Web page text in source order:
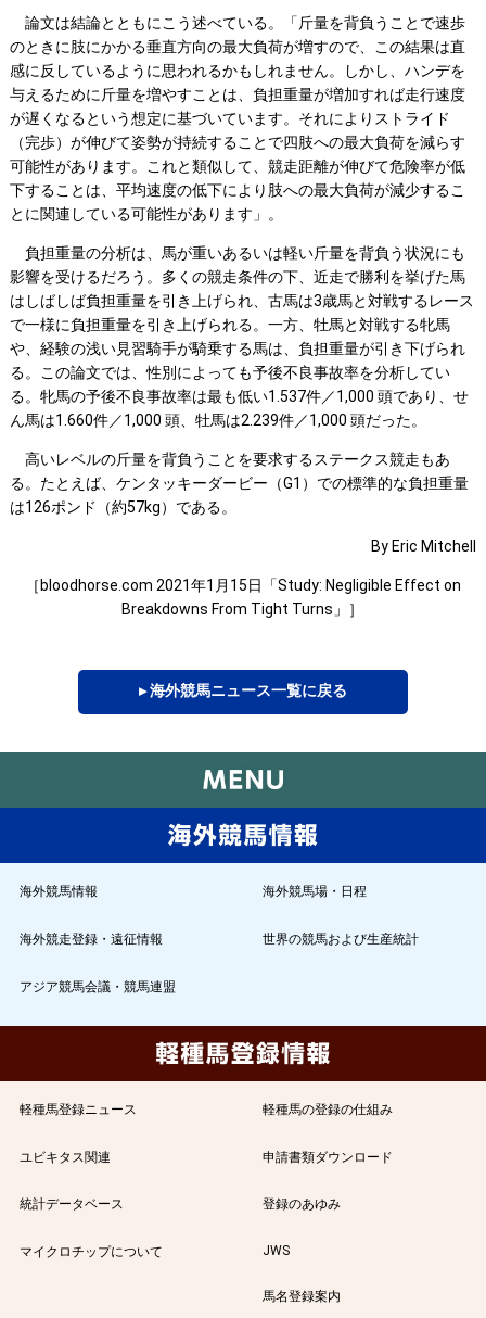
論文は結論とともにこう述べている。「斤量を背負うことで速歩
のときに肢にかかる垂直方向の最大負荷が増すので、この結果は直
感に反しているように思われるかもしれません。しかし、ハンデを
与えるために斤量を増やすことは、負担重量が増加すれば走行速度
が遅くなるという想定に基づいています。それによりストライド
（完歩）が伸びて姿勢が持続することで四肢への最大負荷を減らす
可能性があります。これと類似して、競走距離が伸びて危険率が低
下することは、平均速度の低下により肢への最大負荷が減少するこ
とに関連している可能性があります」。
負担重量の分析は、馬が重いあるいは軽い斤量を背負う状況にも
影響を受けるだろう。多くの競走条件の下、近走で勝利を挙げた馬
はしばしば負担重量を引き上げられ、古馬は3歳馬と対戦するレース
で一様に負担重量を引き上げられる。一方、牡馬と対戦する牝馬
や、経験の浅い見習騎手が騎乗する馬は、負担重量が引き下げられ
る。この論文では、性別によっても予後不良事故率を分析してい
る。牝馬の予後不良事故率は最も低い1.537件／1,000 頭であり、せ
ん馬は1.660件／1,000 頭、牡馬は2.239件／1,000 頭だった。
高いレベルの斤量を背負うことを要求するステークス競走もあ
る。たとえば、ケンタッキーダービー（G1）での標準的な負担重量
は126ポンド（約57kg）である。
By Eric Mitchell
［bloodhorse.com 2021年1月15日「Study: Negligible Effect on
Breakdowns From Tight Turns」］
▸ 海外競馬ニュース一覧に戻る
海外競馬情報 海外競馬場・日程
海外競走登録・遠征情報 世界の競馬および生産統計
アジア競馬会議・競馬連盟
軽種馬登録ニュース 軽種馬の登録の仕組み
ユビキタス関連 申請書類ダウンロード
統計データベース 登録のあゆみ
マイクロチップについて JWS
馬名登録案内